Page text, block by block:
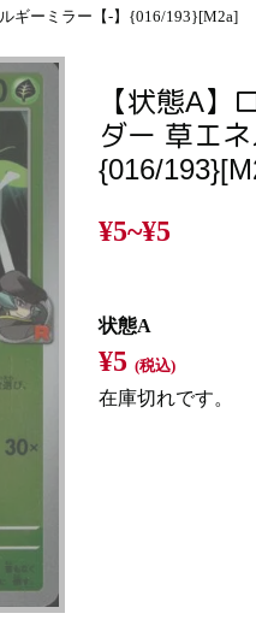
ギーミラー【-】{016/193}[M2a]
【状態A】
ダー 草エネ
{016/
¥5~¥5
状態A
¥5(税込)
在庫切れです。